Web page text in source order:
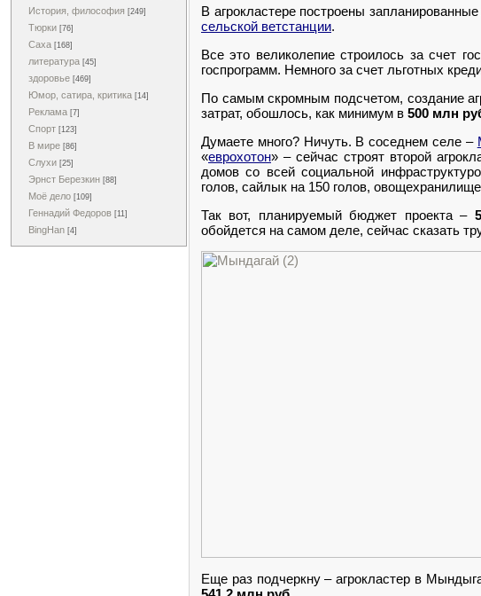
История, философия [249]
Тюрки [76]
Саха [168]
литература [45]
здоровье [469]
Юмор, сатира, критика [14]
Реклама [7]
Спорт [123]
В мире [86]
Слухи [25]
Эрнст Березкин [88]
Моё дело [109]
Геннадий Федоров [11]
BingHan [4]
В агрокластере построены
сельской ветстанции.
Все это великолепие строилось за счет
госпрограмм. Немного за счет льготных
По самым скромным подсчетом, создание
затрат, обошлось, как минимум в 500 млн
Думаете много? Ничуть. В соседнем селе –
«еврохотон» – сейчас строят второй
домов со всей социальной
голов, сайлык на 150 голов,
Так вот, планируемый бюджет проекта –
обойдется на самом деле, сейчас сказать
Еще раз подчеркну – агрокластер в